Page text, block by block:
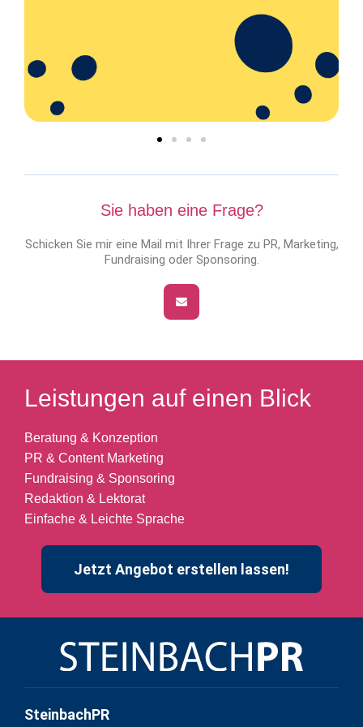
Sie haben eine Frage?
Schicken Sie mir eine Mail mit Ihrer Frage zu PR, Marketing,
Fundraising oder Sponsoring.
SteinbachPR
Leistungen auf einen Blick
Beratung & Konzeption
PR & Content Marketing
Fundraising & Sponsoring
Redaktion & Lektorat
Einfache & Leichte Sprache
Jetzt Angebot erstellen lassen!